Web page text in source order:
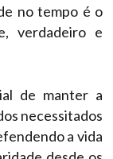
no tempo é o
verdadeiro e
de manter a
necessitados
a vida